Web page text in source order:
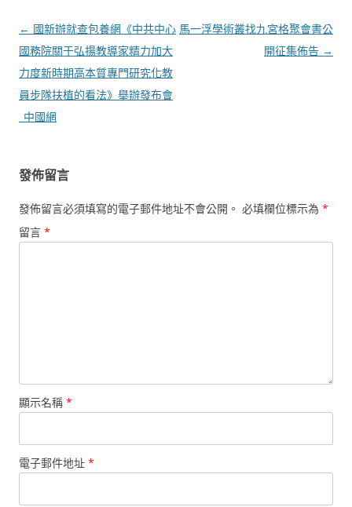
文
章
導
覽
← 國新辦就查包養網《中共中心
國務院關于弘揚教導家精力加大
力度新時期高本質專門研究化教
員步隊扶植的看法》舉辦發布會
_中國網
馬一浮學術叢找九宮格聚會書公
開征集佈告 →
發佈留言
發佈留言必須填寫的電子郵件地址不會公開。 必填欄位標示為 *
留言 *
顯示名稱 *
電子郵件地址 *